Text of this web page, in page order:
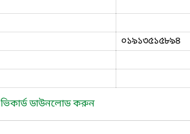
০১৯১৩৫১৫৮৯৪
ভিকার্ড ডাউনলোড করুন